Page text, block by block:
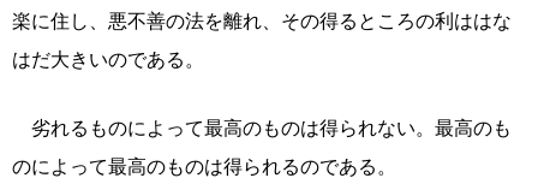
楽に住し、悪不善の法を離れ、その得るところの利ははな
はだ大きいのである。
劣れるものによって最高のものは得られない。最高のも
のによって最高のものは得られるのである。